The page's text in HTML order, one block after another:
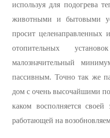
используя для подогрева
животными и бытовыми
просит целенаправленных
отопительных
малозначительный
пассивным. Точно так же
дом с очень высочайшими
каком восполняется своей
работающей на